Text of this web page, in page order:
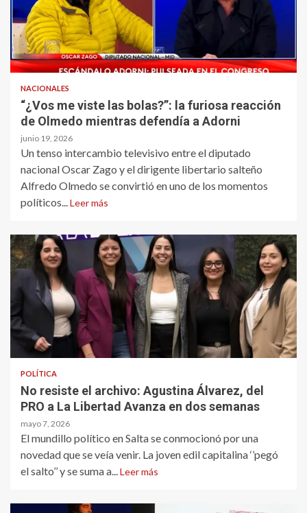
NACIONALES
“¿Vos me viste las bolas?”: la furiosa reacción
de Olmedo mientras defendía a Adorni
junio 19, 2026
Un tenso intercambio televisivo entre el diputado
nacional Oscar Zago y el dirigente libertario salteño
Alfredo Olmedo se convirtió en uno de los momentos
políticos... Leer más
POLÍTICA
No resiste el archivo: Agustina Álvarez, del
PRO a La Libertad Avanza en dos semanas
mayo 7, 2026
El mundillo político en Salta se conmocionó por una
novedad que se veía venir. La joven edil capitalina ‘’pegó
el salto’’ y se suma a... Leer más